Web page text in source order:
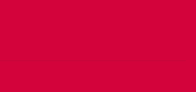
på Facebookpå LinkedIn